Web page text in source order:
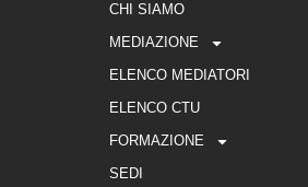
CHI SIAMO
MEDIAZIONE
ELENCO MEDIATORI
ELENCO CTU
FORMAZIONE
SEDI